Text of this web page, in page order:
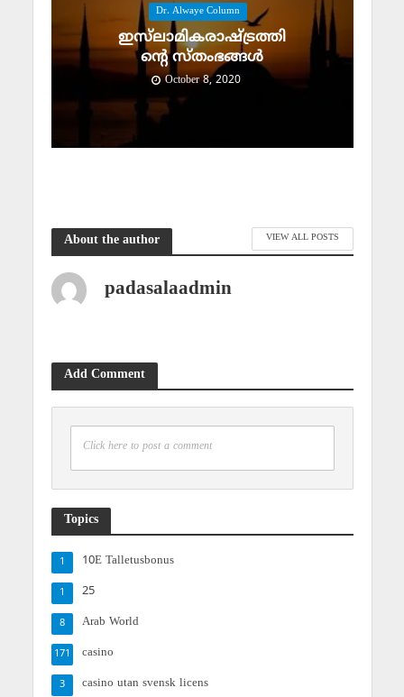
Dr. Alwaye Column
ഇസ്‌ലാമികരാഷ്ട്രത്തി
ന്റെ സ്‌തംഭങ്ങള്‍
October 8, 2020
About the author VIEW ALL POSTS
padasalaadmin
Add Comment
Click here to post a comment
Topics
10E Talletusbonus
1
25
1
Arab World
8
casino
171
casino utan svensk licens
3